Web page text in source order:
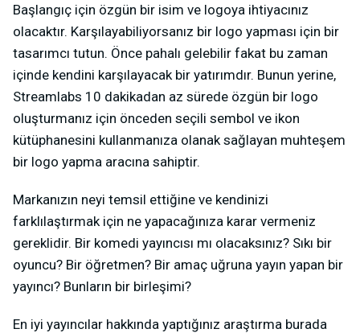
Başlangıç için özgün bir isim ve logoya ihtiyacınız
olacaktır. Karşılayabiliyorsanız bir logo yapması için bir
tasarımcı tutun. Önce pahalı gelebilir fakat bu zaman
içinde kendini karşılayacak bir yatırımdır. Bunun yerine,
Streamlabs 10 dakikadan az sürede özgün bir logo
oluşturmanız için önceden seçili sembol ve ikon
kütüphanesini kullanmanıza olanak sağlayan muhteşem
bir logo yapma aracına sahiptir.
Markanızın neyi temsil ettiğine ve kendinizi
farklılaştırmak için ne yapacağınıza karar vermeniz
gereklidir. Bir komedi yayıncısı mı olacaksınız? Sıkı bir
oyuncu? Bir öğretmen? Bir amaç uğruna yayın yapan bir
yayıncı? Bunların bir birleşimi?
En iyi yayıncılar hakkında yaptığınız araştırma burada